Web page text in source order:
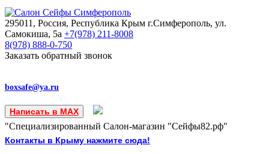
295011, Россия, Республика Крым г.Симферополь, ул.
Самокиша, 5а +7(978) 211-8008
8(978) 888-0-750
Заказать обратный звонок
boxsafe@ya.ru
Написать в MAX
"Специализированный Салон-магазин "Сейфы82.рф"
Контакты в Крыму нажмите сюда!